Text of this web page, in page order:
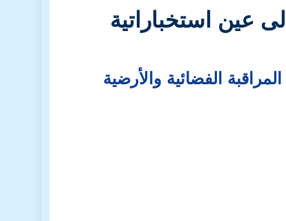
عين استخباراتية
الفضائية والأرضية